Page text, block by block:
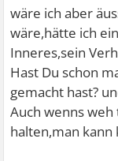
wäre ich aber
wäre,hätte ich
Inneres,sein
Hast Du schon
gemacht hast?
Auch wenns
halten,man kann